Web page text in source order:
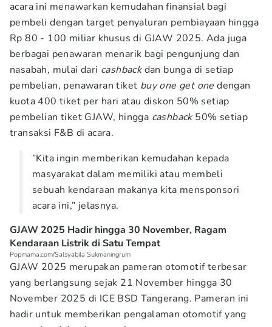
acara ini menawarkan kemudahan finansial bagi
pembeli dengan target penyaluran pembiayaan hingga
Rp 80 - 100 miliar khusus di GJAW 2025. Ada juga
berbagai penawaran menarik bagi pengunjung dan
nasabah, mulai dari cashbackdan bunga di setiap
pembelian, penawaran tiket buy one get onedengan
kuota 400 tiket per hari atau diskon 50% setiap
pembelian tiket GJAW, hingga cashback 50% setiap
transaksi F&B di acara.
”Kita ingin memberikan kemudahan kepada
masyarakat dalam memiliki atau membeli
sebuah kendaraan makanya kita mensponsori
acara ini,” jelasnya.
GJAW 2025 Hadir hingga 30 November, Ragam
Kendaraan Listrik di Satu Tempat
Popmama.com/Salsyabila Sukmaningrum
GJAW 2025 merupakan pameran otomotif terbesar
yang berlangsung sejak 21 November hingga 30
November 2025 di ICE BSD Tangerang. Pameran ini
hadir untuk memberikan pengalaman otomotif yang